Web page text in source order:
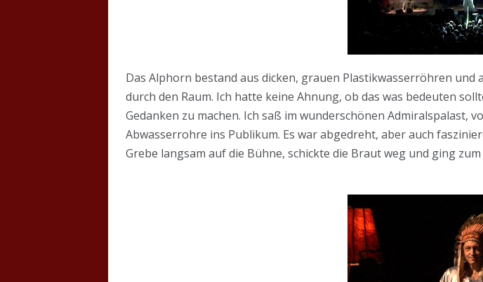
Das Alphorn bestand aus dicken, grauen Plastikwasserröhren
durch den Raum. Ich hatte keine Ahnung, ob das was bedeuten
Gedanken zu machen. Ich saß im wunderschönen
Abwasserrohre ins Publikum. Es war abgedreht, aber auch
Grebe langsam auf die Bühne, schickte die Braut weg und ging zum